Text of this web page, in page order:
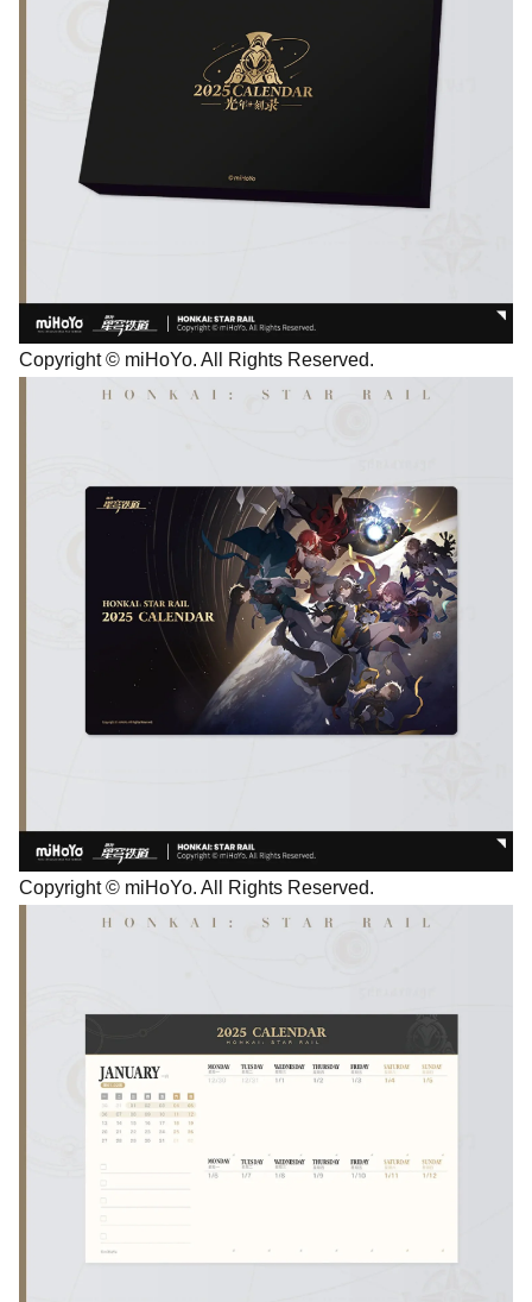
Copyright © miHoYo. All Rights Reserved.
Copyright © miHoYo. All Rights Reserved.